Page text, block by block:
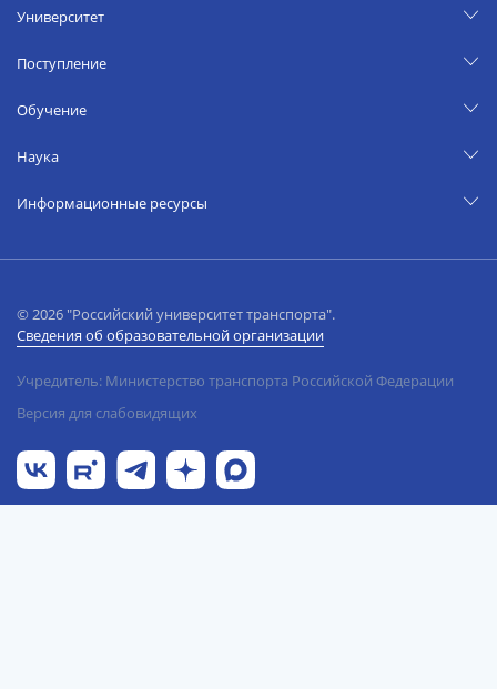
Университет
Поступление
Обучение
Наука
Информационные ресурсы
© 2026 "Российский университет транспорта".
Сведения об образовательной организации
Учредитель: Министерство транспорта Российской Федерации
Версия для слабовидящих